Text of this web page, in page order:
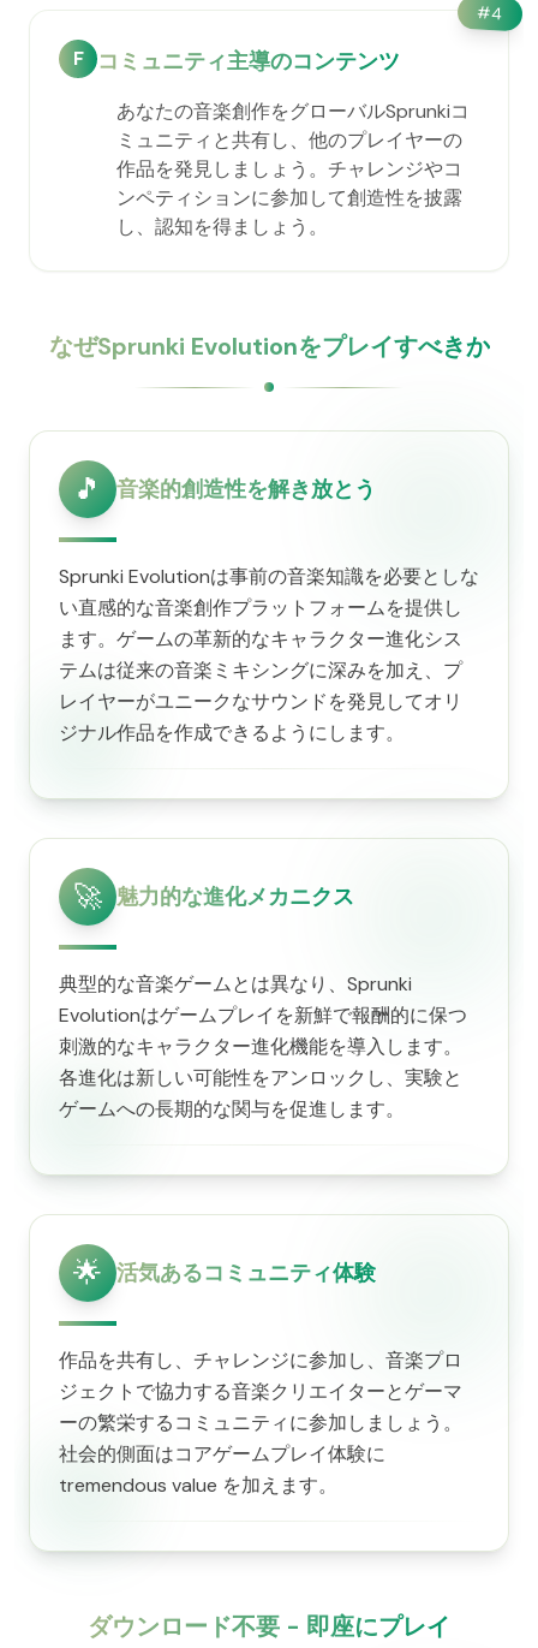
#4
F コミュニティ主導のコンテンツ
あなたの音楽創作をグローバルSprunkiコ
ミュニティと共有し、他のプレイヤーの
作品を発見しましょう。チャレンジやコ
ンペティションに参加して創造性を披露
し、認知を得ましょう。
なぜSprunki Evolutionをプレイすべきか
🎵 音楽的創造性を解き放とう
Sprunki Evolutionは事前の音楽知識を必要としな
い直感的な音楽創作プラットフォームを提供し
ます。ゲームの革新的なキャラクター進化シス
テムは従来の音楽ミキシングに深みを加え、プ
レイヤーがユニークなサウンドを発見してオリ
ジナル作品を作成できるようにします。
🚀 魅力的な進化メカニクス
典型的な音楽ゲームとは異なり、Sprunki
Evolutionはゲームプレイを新鮮で報酬的に保つ
刺激的なキャラクター進化機能を導入します。
各進化は新しい可能性をアンロックし、実験と
ゲームへの長期的な関与を促進します。
🌟 活気あるコミュニティ体験
作品を共有し、チャレンジに参加し、音楽プロ
ジェクトで協力する音楽クリエイターとゲーマ
ーの繁栄するコミュニティに参加しましょう。
社会的側面はコアゲームプレイ体験に
tremendous value を加えます。
ダウンロード不要 - 即座にプレイ